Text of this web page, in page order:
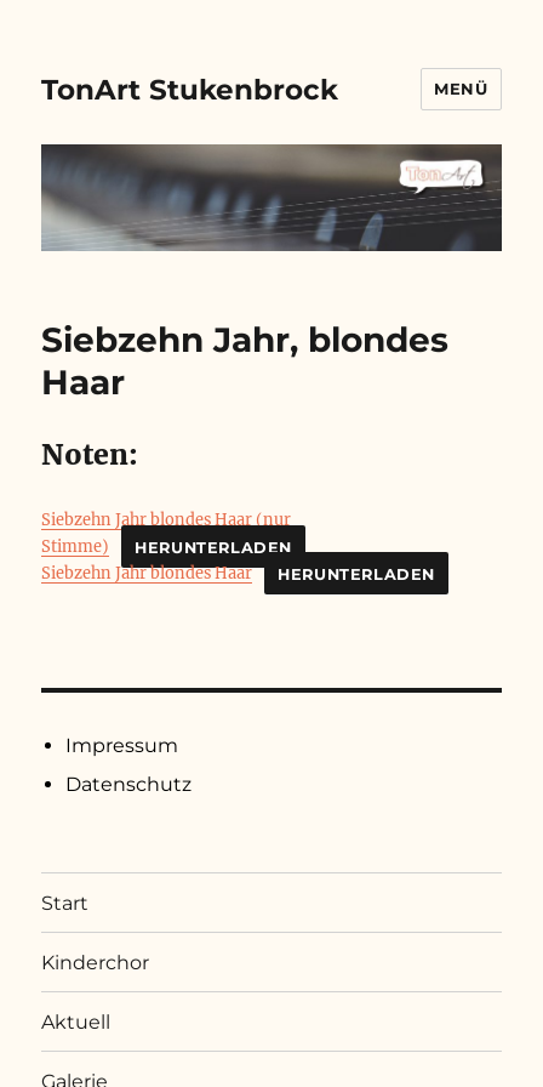
TonArt Stukenbrock MENÜ
Siebzehn Jahr, blondes
Haar
Noten:
Siebzehn Jahr blondes Haar (nur
Stimme)
HERUNTERLADEN
Siebzehn Jahr blondes Haar HERUNTERLADEN
Impressum
Datenschutz
Start
Kinderchor
Aktuell
Galerie